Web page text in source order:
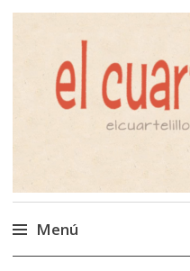
El
Menú